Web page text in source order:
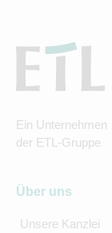
Ein Unternehmen
der ETL-Gruppe
Über uns
Unsere Kanzlei